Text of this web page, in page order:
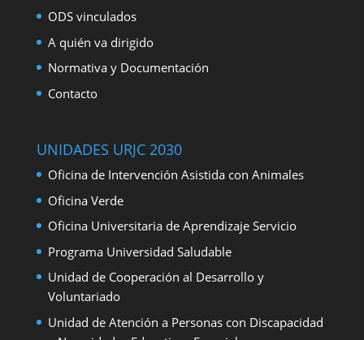
ODS vinculados
A quién va dirigido
Normativa y Documentación
Contacto
UNIDADES URJC 2030
Oficina de Intervención Asistida con Animales
Oficina Verde
Oficina Universitaria de Aprendizaje Servicio
Programa Universidad Saludable
Unidad de Cooperación al Desarrollo y
Voluntariado
Unidad de Atención a Personas con Discapacidad